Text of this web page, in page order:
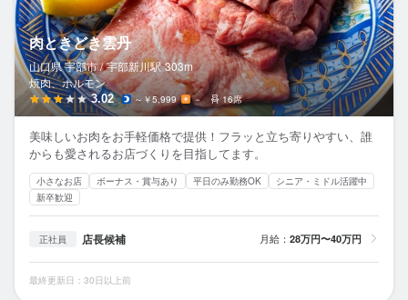
肉ときどき雲丹
山口県 宇部市 / 宇部新川駅 303m
焼肉、ホルモン
3.02 ～￥5,999 － 16席
美味しいお肉をお手軽価格で提供！フラッと立ち寄りやすい、誰
からも愛されるお店づくりを目指してます。
小さなお店 ボーナス・賞与あり 平日のみ勤務OK
シニア・ミドル活躍中
新卒歓迎
正社員 店長候補 月給： 28万円〜40万円
最終更新日：30日以上前